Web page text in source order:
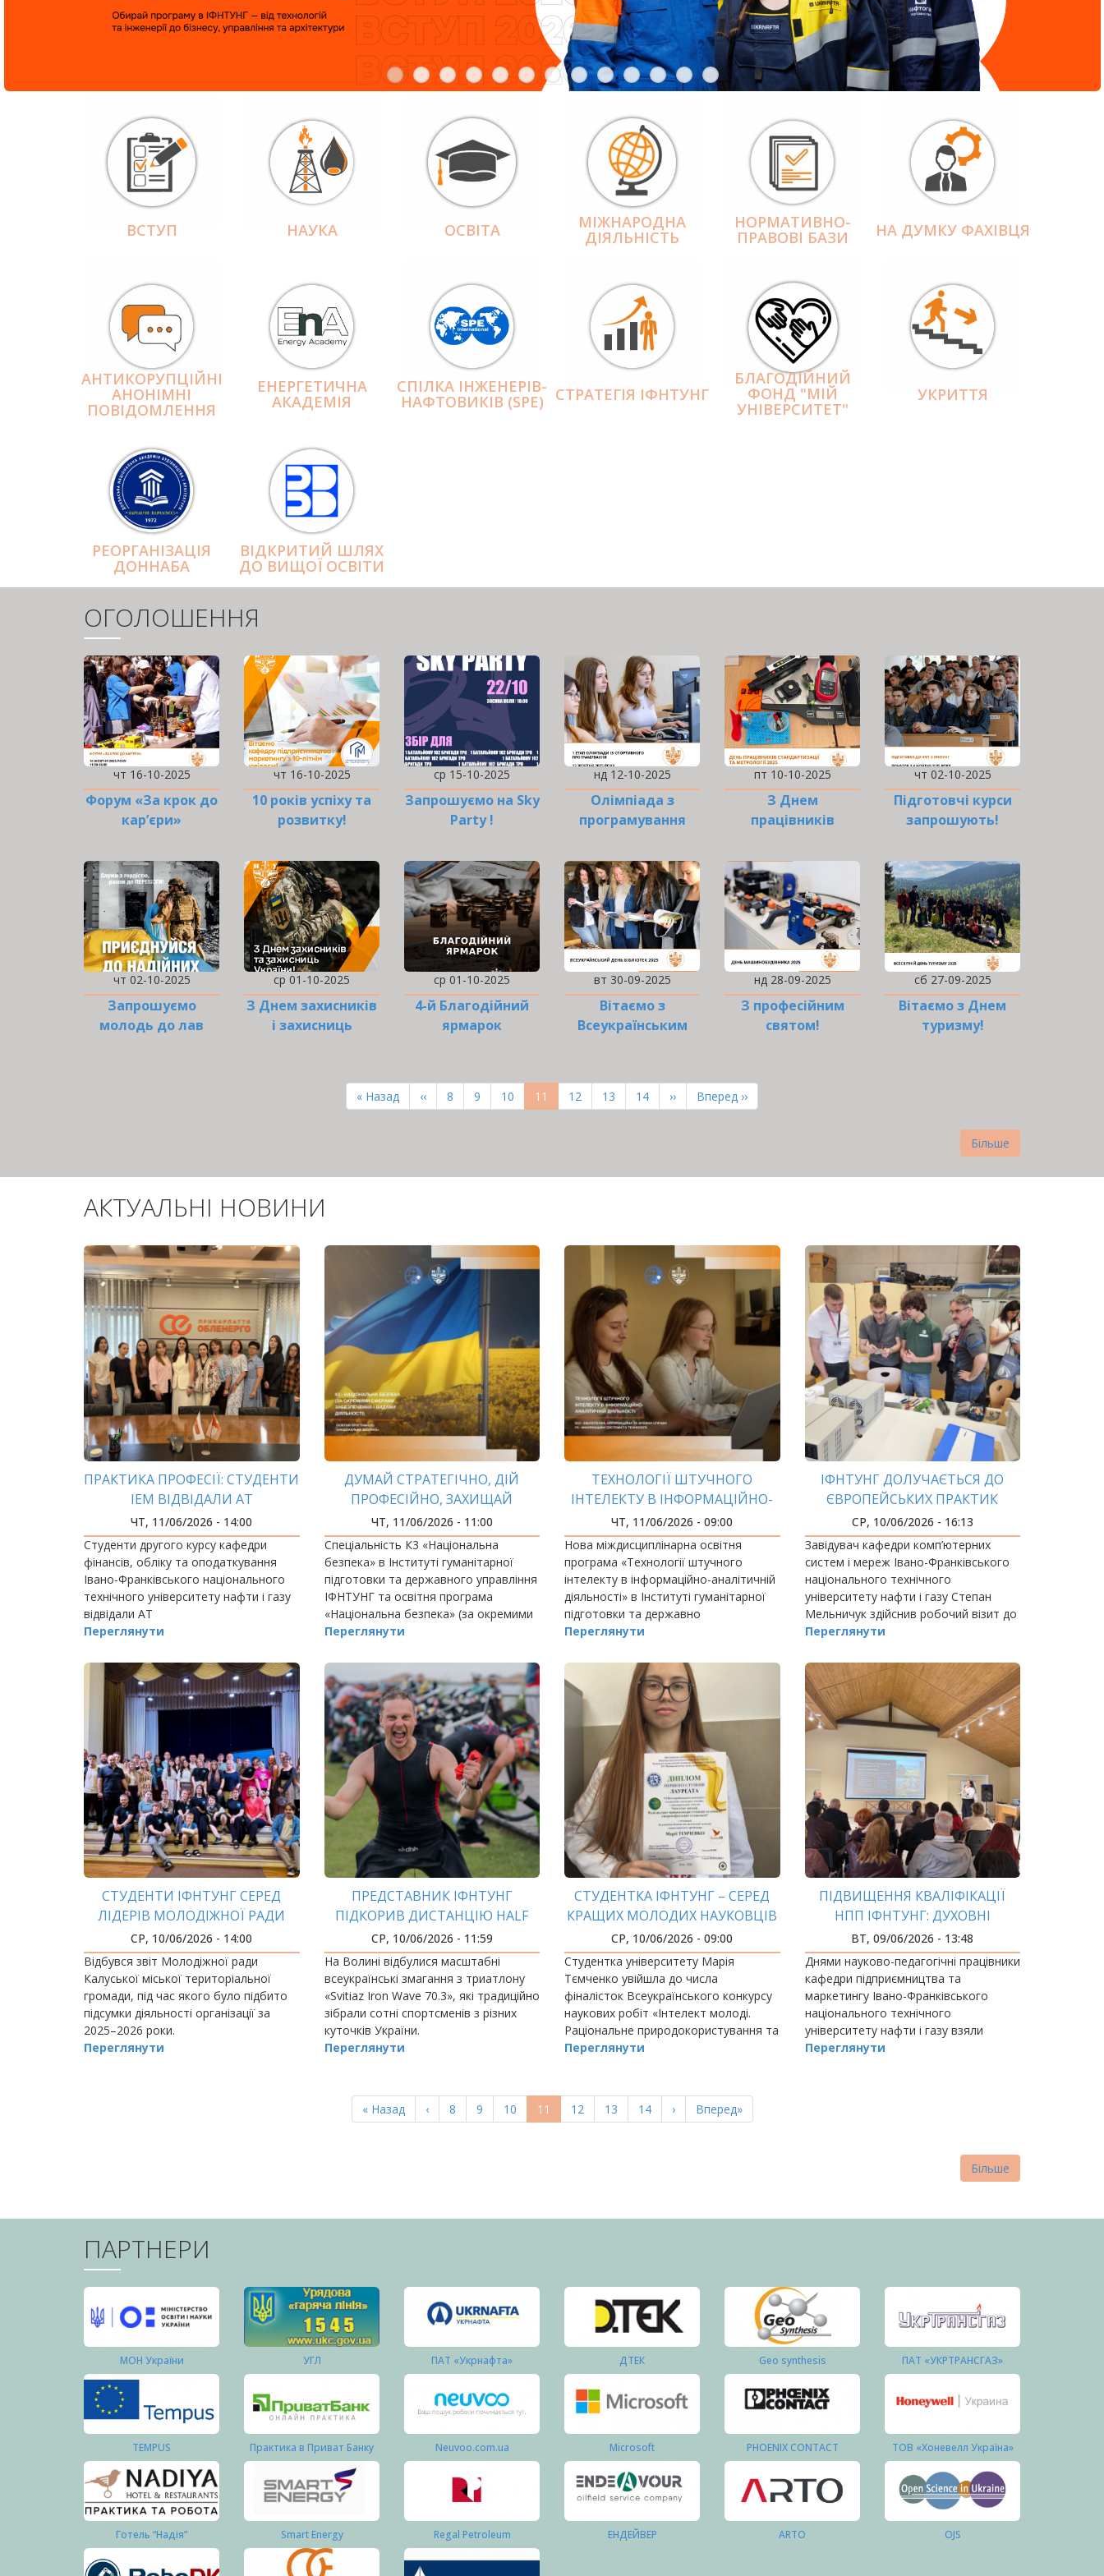
ВСТУП НАУКА ОСВІТА МІЖНАРОДНА
ДІЯЛЬНІCТЬ
НОРМАТИВНО-
ПРАВОВІ БАЗИ НА ДУМКУ ФАХІВЦЯ
АНТИКОРУПЦІЙНІ
АНОНІМНІ
ПОВІДОМЛЕННЯ
ЕНЕРГЕТИЧНА
АКАДЕМІЯ
СПІЛКА ІНЖЕНЕРІВ-
НАФТОВИКІВ (SPE) СТРАТЕГІЯ ІФНТУНГ
БЛАГОДІЙНИЙ
ФОНД "МІЙ
УНІВЕРСИТЕТ"
УКРИТТЯ
РЕОРГАНІЗАЦІЯ
ДОННАБА
ВІДКРИТИЙ ШЛЯХ
ДО ВИЩОЇ ОСВІТИ
ОГОЛОШЕННЯ
чт 16-10-2025
Форум «За крок до
кар’єри»
чт 16-10-2025
10 років успіху та
розвитку!
ср 15-10-2025
Запрошуємо на Sky
Party !
нд 12-10-2025
Олімпіада з
програмування
пт 10-10-2025
З Днем
працівників
метрології!
чт 02-10-2025
Підготовчі курси
запрошують!
чт 02-10-2025
Запрошуємо
молодь до лав
ср 01-10-2025
З Днем захисників
і захисниць
ср 01-10-2025
4-й Благодійний
ярмарок
вт 30-09-2025
Вітаємо з
Всеукраїнським
нд 28-09-2025
З професійним
святом!
сб 27-09-2025
Вітаємо з Днем
туризму!
Перша
сторінка
« Назад
Попередня
сторінка
‹‹ Page
8 Page
9 Page
10
Поточна
сторінка
11 Page
12 Page
13 Page
14
Наступна
сторінка
››
Остання
сторінка
Вперед ››
Більше
АКТУАЛЬНІ НОВИНИ
ПРАКТИКА ПРОФЕСІЇ: СТУДЕНТИ
ІЕМ ВІДВІДАЛИ АТ
«ПРИКАРПАТТЯОБЛЕНЕРГО»
ЧТ, 11/06/2026 - 14:00
Студенти другого курсу кафедри
фінансів, обліку та оподаткування
Івано-Франківського національного
технічного університету нафти і газу
відвідали АТ
«Прикарпаттяобленерго».
Переглянути
ДУМАЙ СТРАТЕГІЧНО, ДІЙ
ПРОФЕСІЙНО, ЗАХИЩАЙ
МАЙБУТНЄ!
ЧТ, 11/06/2026 - 11:00
Спеціальність К3 «Національна
безпека» в Інституті гуманітарної
підготовки та державного управління
ІФНТУНГ та освітня програма
«Національна безпека» (за окремими
сферами забезпечення і видами
готують фахівців,…
Переглянути
ТЕХНОЛОГІЇ ШТУЧНОГО
ІНТЕЛЕКТУ В ІНФОРМАЦІЙНО-
АНАЛІТИЧНІЙ ДІЯЛЬНОСТІ:
КЕРУЙ ДАНИМИ, ЯКІ
ЗМІНЮЮТЬ СВІТ
ЧТ, 11/06/2026 - 09:00
Нова міждисциплінарна освітня
програма «Технології штучного
інтелекту в інформаційно-аналітичній
діяльності» в Інституті гуманітарної
підготовки та державно
Переглянути
ІФНТУНГ ДОЛУЧАЄТЬСЯ ДО
ЄВРОПЕЙСЬКИХ ПРАКТИК
РОБОТОТЕХНІКИ
СР, 10/06/2026 - 16:13
Завідувач кафедри комп’ютерних
систем і мереж Івано-Франківського
національного технічного
університету нафти і газу Степан
Мельничук здійснив робочий візит до
Грацького технічного університету
міжнародного проєкту Erasmus…
Переглянути
СТУДЕНТИ ІФНТУНГ СЕРЕД
ЛІДЕРІВ МОЛОДІЖНОЇ РАДИ
КАЛУСЬКОЇ ГРОМАДИ
СР, 10/06/2026 - 14:00
Відбувся звіт Молодіжної ради
Калуської міської територіальної
громади, під час якого було підбито
підсумки діяльності організації за
2025–2026 роки.
Переглянути
ПРЕДСТАВНИК ІФНТУНГ
ПІДКОРИВ ДИСТАНЦІЮ HALF
IRONMAN
СР, 10/06/2026 - 11:59
На Волині відбулися масштабні
всеукраїнські змагання з триатлону
«Svitiaz Iron Wave 70.3», які традиційно
зібрали сотні спортсменів з різних
куточків України.
Переглянути
СТУДЕНТКА ІФНТУНГ – СЕРЕД
КРАЩИХ МОЛОДИХ НАУКОВЦІВ
УКРАЇНИ!
СР, 10/06/2026 - 09:00
Студентка університету Марія
Тємченко увійшла до числа
фіналісток Всеукраїнського конкурсу
наукових робіт «Інтелект молоді.
Раціональне природокористування та
новітні енергоефективні технології».
Переглянути
ПІДВИЩЕННЯ КВАЛІФІКАЦІЇ
НПП ІФНТУНГ: ДУХОВНІ
ЦІННОСТІ, ПІДПРИЄМНИЦТВО
ТА РОЗВИТОК ГРОМАД
ВТ, 09/06/2026 - 13:48
Днями науково-педагогічні працівники
кафедри підприємництва та
маркетингу Івано-Франківського
національного технічного
університету нафти і газу взяли
участь у програмі підвищення
Переглянути
Перша
сторінка
« Назад
Попередня
сторінка
‹ Page
8 Page
9 Page
10
Поточна
сторінка
11 Page
12 Page
13 Page
14
Наступна
сторінка
›
Остання
сторінка
Вперед»
Більше
ПАРТНЕРИ
МОН України УГЛ ПАТ «Укрнафта» ДТЕК Geo synthesis ПАТ «УКРТРАНСГАЗ»
TEMPUS Практика в Приват Банку Neuvoo.com.ua Microsoft PHOENIX CONTACT ТОВ «Хоневелл Україна»
Готель “Надія” Smart Energy Regal Petroleum ЕНДЕЙВЕР ARTO OJS